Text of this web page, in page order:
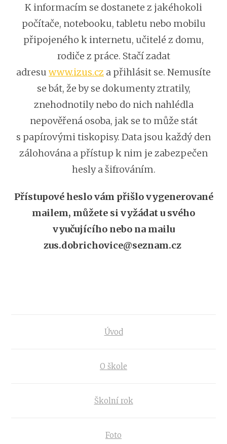
K informacím se dostanete z jakéhokoli
počítače, notebooku, tabletu nebo mobilu
připojeného k internetu, učitelé z domu,
rodiče z práce. Stačí zadat
adresuwww.izus.cz a přihlásit se. Nemusíte
se bát, že by se dokumenty ztratily,
znehodnotily nebo do nich nahlédla
nepověřená osoba, jak se to může stát
s papírovými tiskopisy. Data jsou každý den
zálohována a přístup k nim je zabezpečen
hesly a šifrováním.
Přístupové heslo vám přišlo vygenerované
mailem, můžete si vyžádat u svého
vyučujícího nebo na mailu
zus.dobrichovice@seznam.cz
Úvod
O škole
Školní rok
Foto